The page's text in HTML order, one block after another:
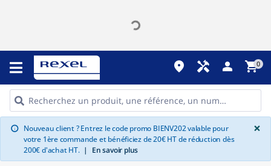
place handyman person shopping_cart0
info Nouveau client ? Entrez le code promo BIENV202 valable pour
votre 1ère commande et bénéficiez de 20€ HT de réduction dès
200€ d'achat HT. | En savoir plus
×